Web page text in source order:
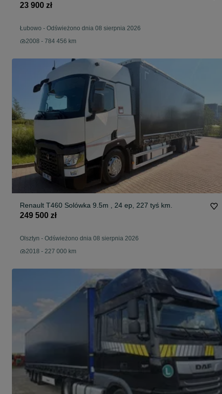
23 900 zł
Łubowo - Odświeżono dnia 08 sierpnia 2026
2008 - 784 456 km
Renault T460 Solówka 9.5m , 24 ep, 227 tyś km.
249 500 zł
Olsztyn - Odświeżono dnia 08 sierpnia 2026
2018 - 227 000 km